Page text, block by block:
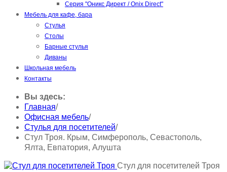
Серия "Оникс Директ / Onix Direct"
Мебель для кафе, бара
Стулья
Столы
Барные стулья
Диваны
Школьная мебель
Контакты
Вы здесь:
Главная/
Офисная мебель/
Стулья для посетителей/
Стул Троя. Крым, Симферополь, Севастополь,
Ялта, Евпатория, Алушта
Стул для посетителей Троя